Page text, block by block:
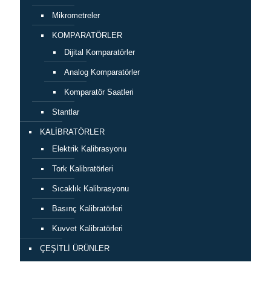
Mikrometreler
KOMPARATÖRLER
Dijital Komparatörler
Analog Komparatörler
Komparatör Saatleri
Stantlar
KALİBRATÖRLER
Elektrik Kalibrasyonu
Tork Kalibratörleri
Sıcaklık Kalibrasyonu
Basınç Kalibratörleri
Kuvvet Kalibratörleri
ÇEŞİTLİ ÜRÜNLER